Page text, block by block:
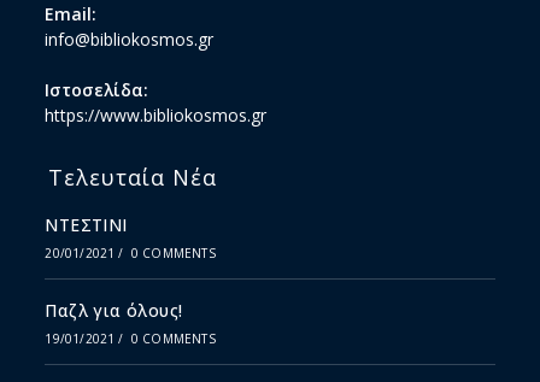
Email:
info@bibliokosmos.gr
Ιστοσελίδα:
https://www.bibliokosmos.gr
Τελευταία Νέα
ΝΤΕΣΤΙΝΙ
20/01/2021 / 0 COMMENTS
Παζλ για όλους!
19/01/2021 / 0 COMMENTS